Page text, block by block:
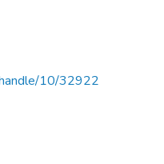
10/32922